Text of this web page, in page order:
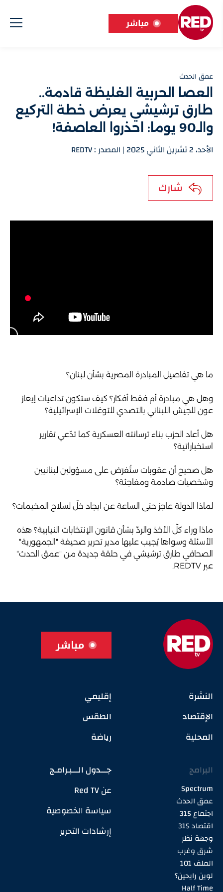
مباشر
عمق الحدث
العصا الحربية الغليظة قادمة..
طارق ترشيشي يعرض خطة التركيع
والـ90 يوما: احذروا العاصفة!
الأحد، 2 تشرين الثاني 2025 | المصدر : REDTV
شارك
ما هي تفاصيل المبادرة المصرية بشأن لبنان؟
وهل هي مبادرة أم فقط أفكار؟ كيف ستكون تداعيات إيعاز
عون للجيش اللبناني بالتصدي للتوغلات الإسرائيلية؟
هل أعاد الحزب بناء ترسانته العسكرية كما تدّعي تقارير
استخباراتية؟
هل صحيح أن عقوبات ستُفرَض على مسؤولين لبنانيين
وشخصيات صادمة ومفاجئة؟
لماذا الدولة عاجز حتى الساعة عن ايجاد خلّ لسلاح المخيمات؟
ماذا وراء كلّ الأخذ والردّ بشأن قانون الإنتخابات النيابية؟ هذه
الأسئلة وسواها يُجيب عليها مدير تحرير صحيفة "الجمهورية"
الصحافي طارق ترشيشي في حلقة جديدة من "عمق الحدث"
عبر REDTV.
مباشر
النشرة
الإقتصاد
المحلية
إقليمي
الطقس
رياضة
البرامج
Spectrum
عمق الحدث
اجتماع 315
اقتصاد 315
وجهة نظر
شرق وغرب
الملف 101
لوين رايحين؟
Half Time
جـــدول الـــبـرامـج
عن Red TV
سياسة الخصوصية
إرشادات التحرير